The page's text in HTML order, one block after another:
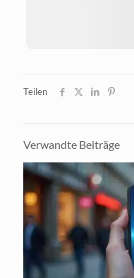
Teilen
Verwandte Beiträge